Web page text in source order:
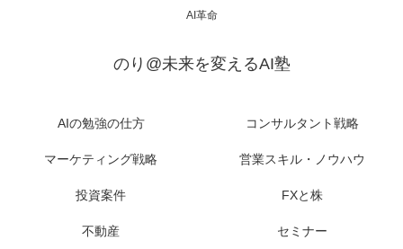
AI革命
のり@未来を変えるAI塾
AIの勉強の仕方 コンサルタント戦略
マーケティング戦略 営業スキル・ノウハウ
投資案件 FXと株
不動産 セミナー